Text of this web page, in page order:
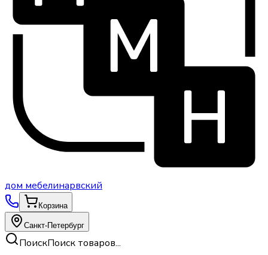
дом мебелинарвский
Корзина
Санкт-Петербург
ПоискПоиск товаров...